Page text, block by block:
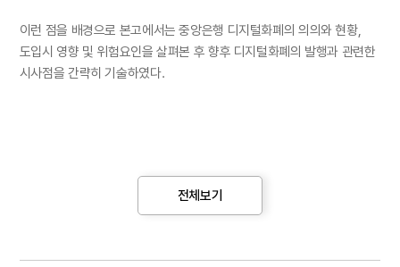
이런 점을 배경으로 본고에서는 중앙은행 디지털화폐의 의의와 현황,
도입시 영향 및 위험요인을 살펴본 후 향후 디지털화폐의 발행과 관련한
시사점을 간략히 기술하였다.
각국 중앙은행이 발행을 검토하고 있는 디지털화폐(Central Bank
Digital Currency: CBDC)란 기존의 실물 화폐와 달리 가치가
전체보기